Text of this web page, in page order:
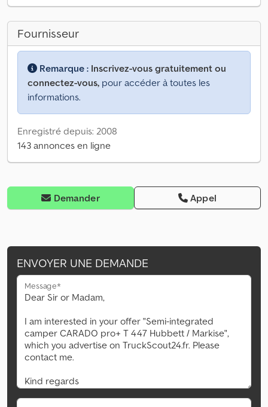
Fournisseur
Remarque : Inscrivez-vous gratuitement ou
connectez-vous, pour accéder à toutes les
informations.
Enregistré depuis: 2008
143 annonces en ligne
Demander Appel
ENVOYER UNE DEMANDE
Message*